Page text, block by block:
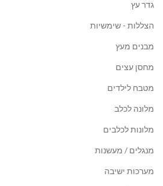
גדר עץ
הצללות - שימשיות
מבנים מעץ
מחסן עצים
מטבח לילדים
מלונה לכלב
מלונות לכלבים
מנגלים / מעשנות
מערכות ישיבה